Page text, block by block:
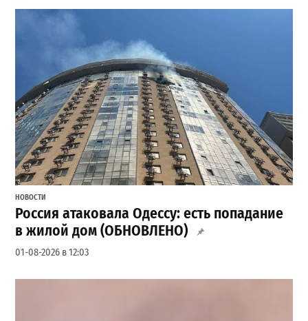
НОВОСТИ
Россия атаковала Одессу: есть попадание
в жилой дом (ОБНОВЛЕНО)
01-08-2026 в 12:03